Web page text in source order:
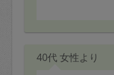
40代 女性より